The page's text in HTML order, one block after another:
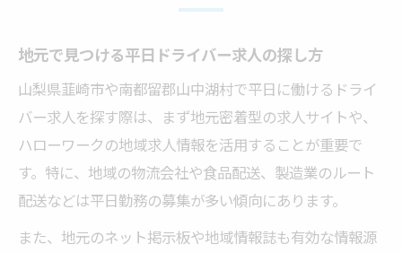
地元で見つける平日ドライバー求人の探し方
山梨県韮崎市や南都留郡山中湖村で平日に働けるドライ
バー求人を探す際は、まず地元密着型の求人サイトや、
ハローワークの地域求人情報を活用することが重要で
す。特に、地域の物流会社や食品配送、製造業のルート
配送などは平日勤務の募集が多い傾向にあります。
また、地元のネット掲示板や地域情報誌も有効な情報源